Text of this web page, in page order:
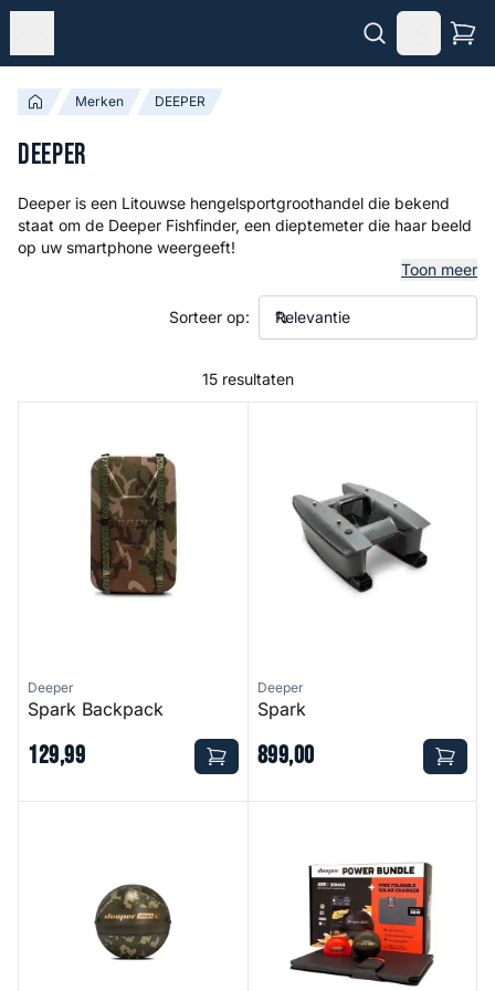
Merken DEEPER
DEEPER
Deeper is een Litouwse hengelsportgroothandel die bekend
staat om de Deeper Fishfinder, een dieptemeter die haar beeld
op uw smartphone weergeeft!
Toon meer
15 resultaten
Sorteer op:
Deeper
Spark Backpack
129,99
Deeper
Spark
899,00